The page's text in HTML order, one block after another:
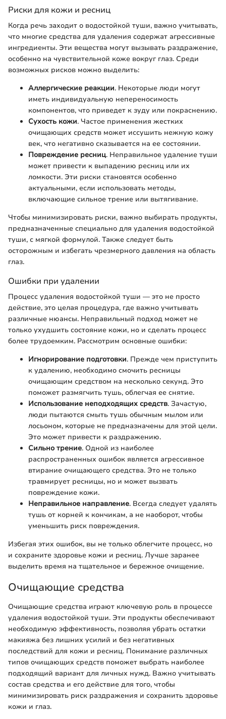
Риски для кожи и ресниц
Когда речь заходит о водостойкой туши, важно учитывать,
что многие средства для удаления содержат агрессивные
ингредиенты. Эти вещества могут вызывать раздражение,
особенно на чувствительной коже вокруг глаз. Среди
возможных рисков можно выделить:
Аллергические реакции. Некоторые люди могут
иметь индивидуальную непереносимость
компонентов, что приведет к зуду или покраснению.
Сухость кожи. Частое применения жестких
очищающих средств может иссушить нежную кожу
век, что негативно сказывается на ее состоянии.
Повреждение ресниц. Неправильное удаление туши
может привести к выпадению ресниц или их
ломкости. Эти риски становятся особенно
актуальными, если использовать методы,
включающие сильное трение или вытягивание.
Чтобы минимизировать риски, важно выбирать продукты,
предназначенные специально для удаления водостойкой
туши, с мягкой формулой. Также следует быть
осторожным и избегать чрезмерного давления на область
глаз.
Ошибки при удалении
Процесс удаления водостойкой туши — это не просто
действие, это целая процедура, где важно учитывать
различные нюансы. Неправильный подход может не
только ухудшить состояние кожи, но и сделать процесс
более трудоемким. Рассмотрим основные ошибки:
Игнорирование подготовки. Прежде чем приступить
к удалению, необходимо смочить ресницы
очищающим средством на несколько секунд. Это
поможет размягчить тушь, облегчая ее снятие.
Использование неподходящих средств. Зачастую,
люди пытаются смыть тушь обычным мылом или
лосьоном, которые не предназначены для этой цели.
Это может привести к раздражению.
Сильно трение. Одной из наиболее
распространенных ошибок является агрессивное
втирание очищающего средства. Это не только
травмирует ресницы, но и может вызвать
повреждение кожи.
Неправильное направление. Всегда следует удалять
тушь от корней к кончикам, а не наоборот, чтобы
уменьшить риск повреждения.
Избегая этих ошибок, вы не только облегчите процесс, но
и сохраните здоровье кожи и ресниц. Лучше заранее
выделить время на тщательное и бережное очищение.
Очищающие средства
Очищающие средства играют ключевую роль в процессе
удаления водостойкой туши. Эти продукты обеспечивают
необходимую эффективность, позволяя убрать остатки
макияжа без лишних усилий и без негативных
последствий для кожи и ресниц. Понимание различных
типов очищающих средств поможет выбрать наиболее
подходящий вариант для личных нужд. Важно учитывать
состав средства и его действие для того, чтобы
минимизировать риск раздражения и сохранить здоровье
кожи и глаз.